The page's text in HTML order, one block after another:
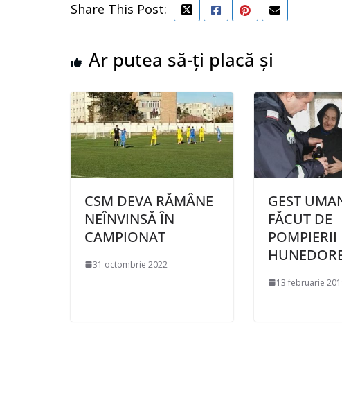
Share This Post:
Ar putea să-ți placă și
CSM DEVA RĂMÂNE
NEÎNVINSĂ ÎN
CAMPIONAT
31 octombrie 2022
GEST
FĂCUT DE
POMPIERII
13 februarie